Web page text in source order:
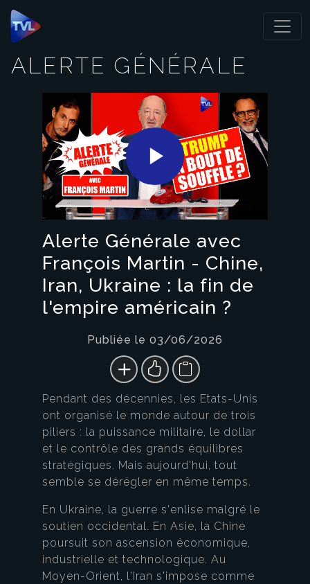
Panneau de gestion des cookies
ALERTE GÉNÉRALE
Play
Video
Alerte Générale avec
François Martin - Chine,
Iran, Ukraine : la fin de
l'empire américain ?
Publiée le 03/06/2026
Pendant des décennies, les Etats-Unis
ont organisé le monde autour de trois
piliers : la puissance militaire, le dollar
et le contrôle des grands équilibres
stratégiques. Mais aujourd'hui, tout
semble se dérégler en même temps.
En Ukraine, la guerre s'enlise malgré le
soutien occidental. En Asie, la Chine
poursuit son ascension économique,
industrielle et technologique. Au
Moyen-Orient, l'Iran s'impose comme